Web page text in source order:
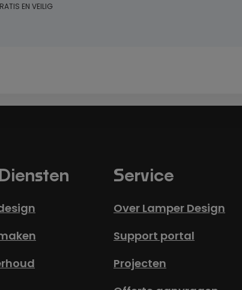
EN VEILIG
Service
Over Lamper Design
Support portal
Projecten